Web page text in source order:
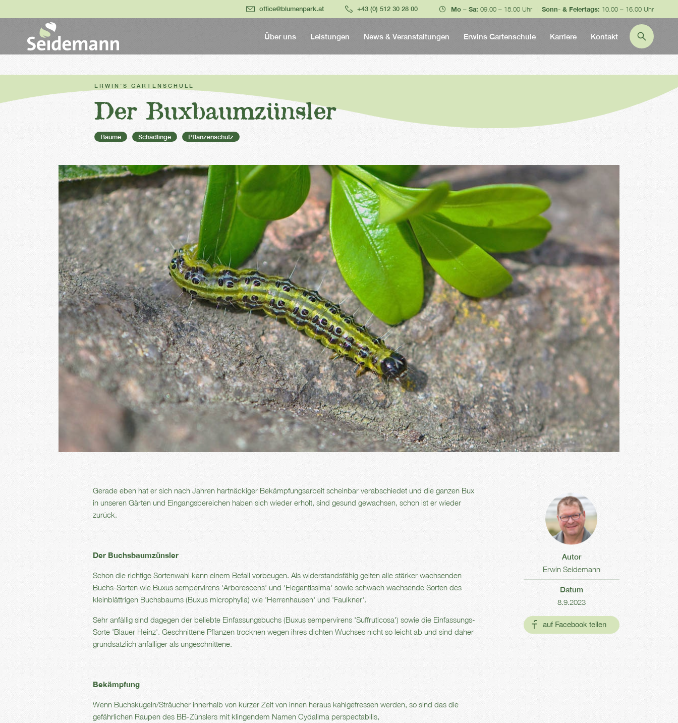
office@blumenpark.at +43 (0) 512 30 28 00 Mo – Sa: 09.00 – 18.00 Uhr | Sonn- & Feiertags: 10.00 – 16.00 Uhr
Über uns Leistungen News & Veranstaltungen Erwins Gartenschule Karriere Kontakt
ERWIN’S GARTENSCHULE
Der Buxbaumzünsler
Bäume Schädlinge Pflanzenschutz
Gerade eben hat er sich nach Jahren hartnäckiger Bekämpfungsarbeit scheinbar verabschiedet und die ganzen Bux
in unseren Gärten und Eingangsbereichen haben sich wieder erholt, sind gesund gewachsen, schon ist er wieder
zurück.
Der Buchsbaumzünsler
Schon die richtige Sortenwahl kann einem Befall vorbeugen. Als widerstandsfähig gelten alle stärker wachsenden
Buchs-Sorten wie Buxus sempervirens 'Arborescens' und 'Elegantissima' sowie schwach wachsende Sorten des
kleinblättrigen Buchsbaums (Buxus microphylla) wie 'Herrenhausen' und 'Faulkner'.
Sehr anfällig sind dagegen der beliebte Einfassungsbuchs (Buxus sempervirens 'Suffruticosa') sowie die Einfassungs-
Sorte 'Blauer Heinz'. Geschnittene Pflanzen trocknen wegen ihres dichten Wuchses nicht so leicht ab und sind daher
grundsätzlich anfälliger als ungeschnittene.
Bekämpfung
Wenn Buchskugeln/Sträucher innerhalb von kurzer Zeit von innen heraus kahlgefressen werden, so sind das die
gefährlichen Raupen des BB-Zünslers mit klingendem Namen Cydalima perspectabilis,
Autor
Erwin Seidemann
Datum
8.9.2023